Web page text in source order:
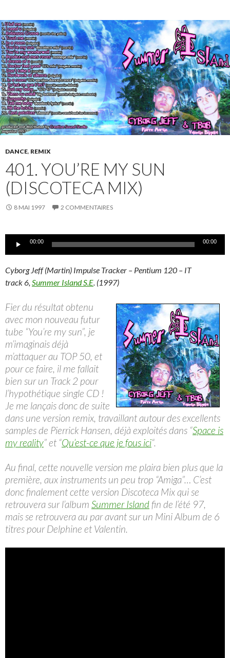
DANCE, REMIX
401. YOU’RE MY SUN
(DISCOTECA MIX)
8 MAI 1997 2 COMMENTAIRES
Lecteur00:00 00:00
Cyborg Jeff (Martin) Impulse Tracker – Pentium 120 – IT
track 6, Summer Island S.E. (1997)
Fier du résultat obtenu
avec mon nouveau futur
tube “You’re my sun”, je
m’imaginais déjà
m’attaquer au TOP 50, et
pour ce faire, il me fallait
bien sur un Track 2 pour
l’hypothétique single CD !
Je me lançais donc de suite
dans une version remix, travaillant autour des excellents
samples de Pierrick Hansen, déjà exploités dans “Space is
my reality” et “Qu’est-ce que je fous ici“.
Au final, cette nouvelle version me plaira bien plus que la
première, aux instruments un peu trop “Amiga”… C’est
donc finalement cette version Discoteca Mix qui se
retrouvera sur l’album Summer Islandfin de l’été 97,
mais se retrouvera au par avant sur un Mini Album de 6
titres pour Delphine et Valentin.